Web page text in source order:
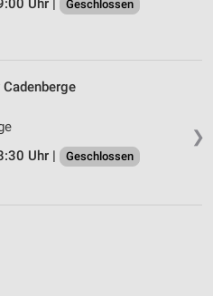
Uhr | Geschlossen
❯
Uhr |
Geschlossen